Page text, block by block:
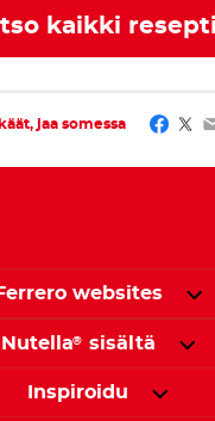
kaikki
jaa somessa
Ferrero websites
Nutella® sisältä
Inspiroidu